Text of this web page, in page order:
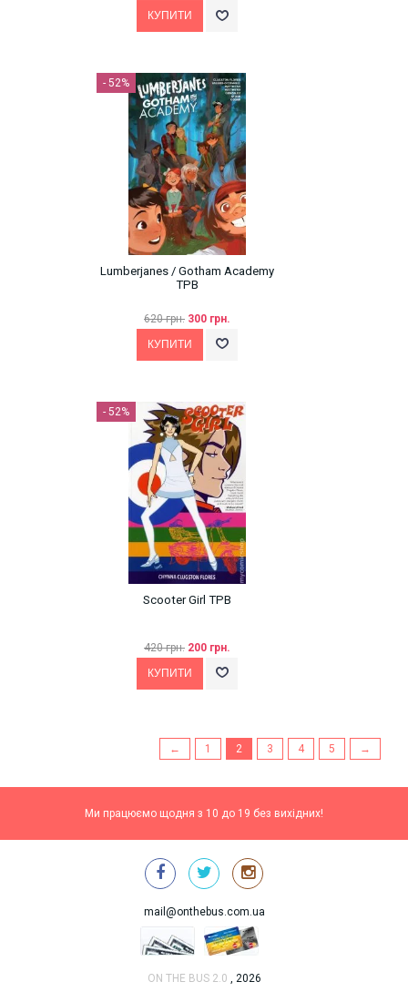
- 52%
Lumberjanes / Gotham Academy
TPB
620 грн. 300 грн.
- 52%
Scooter Girl TPB
420 грн. 200 грн.
← 1 2 3 4 5 →
Ми працюємо щодня з 10 до 19 без вихідних!
mail@onthebus.com.ua
ON THE BUS 2.0 , 2026